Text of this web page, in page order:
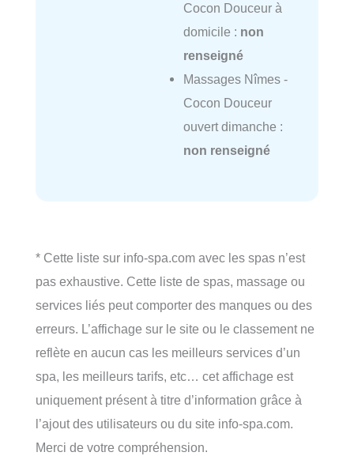
Cocon Douceur à
domicile : non
renseigné
Massages Nîmes -
Cocon Douceur
ouvert dimanche :
non renseigné
* Cette liste sur info-spa.com avec les spas n’est
pas exhaustive. Cette liste de spas, massage ou
services liés peut comporter des manques ou des
erreurs. L’affichage sur le site ou le classement ne
reflète en aucun cas les meilleurs services d’un
spa, les meilleurs tarifs, etc… cet affichage est
uniquement présent à titre d’information grâce à
l’ajout des utilisateurs ou du site info-spa.com.
Merci de votre compréhension.